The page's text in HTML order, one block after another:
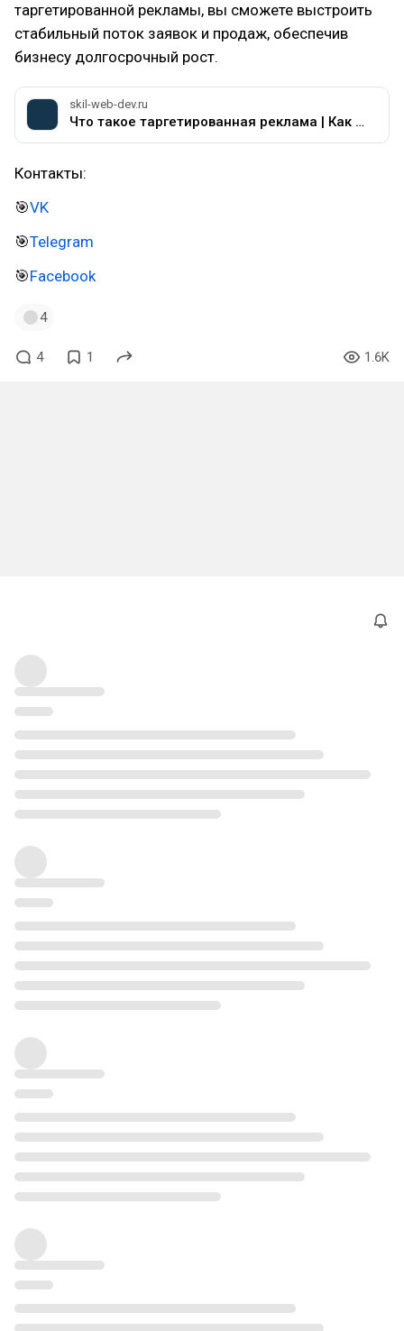
таргетированной рекламы, вы сможете выстроить
стабильный поток заявок и продаж, обеспечив
бизнесу долгосрочный рост.
skil-web-dev.ru
Что такое таргетированная реклама | Как она выглядит | Какие модели оплаты есть
Контакты:
🎯VK
🎯Telegram
🎯Facebook
4
4 1 1.6K